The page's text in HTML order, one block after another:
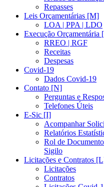
Repasses
Leis Orçamentárias [M]
LOA | PPA | LDO
Execução Orçamentária
RREO | RGF
Receitas
Despesas
Covid-19
Dados Covid-19
Contato [N]
Perguntas e
Telefones Úteis
E-Sic [I]
Acompanhar
Relatórios
Rol de
Sigilo
Licitações e Contratos
Licitações
Contratos